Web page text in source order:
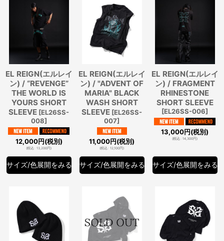
EL REIGN(エルレイ
ン) / “REVENGE”
THE WORLD IS
YOURS SHORT
SLEEVE [EL26SS-
008]
12,000円(税別)
(税込: 13,200円)
サイズ/色展開をみる
EL REIGN(エルレイ
ン) / "ADVENT OF
MARIA" BLACK
WASH SHORT
SLEEVE [EL26SS-
007]
11,000円(税別)
(税込: 12,100円)
サイズ/色展開をみる
EL REIGN(エルレイ
ン) / FRAGMENT
RHINESTONE
SHORT SLEEVE
[EL26SS-006]
13,000円(税別)
(税込: 14,300円)
サイズ/色展開をみる